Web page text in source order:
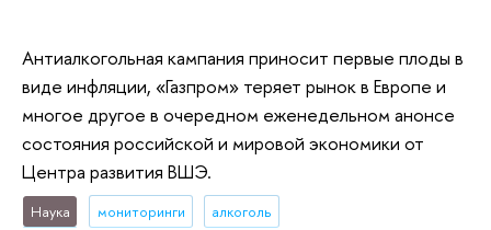
Антиалкогольная кампания приносит первые плоды в
виде инфляции, «Газпром» теряет рынок в Европе и
многое другое в очередном еженедельном анонсе
состояния российской и мировой экономики от
Центра развития ВШЭ.
Наука мониторинги алкоголь